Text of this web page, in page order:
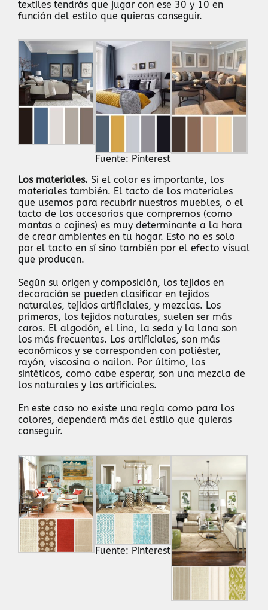
textiles tendrás que jugar con ese 30 y 10 en
función del estilo que quieras conseguir.
Fuente: Pinterest
Los materiales. Si el color es importante, los
materiales también. El tacto de los materiales
que usemos para recubrir nuestros muebles, o el
tacto de los accesorios que compremos (como
mantas o cojines) es muy determinante a la hora
de crear ambientes en tu hogar. Esto no es solo
por el tacto en sí sino también por el efecto visual
que producen.
Según su origen y composición, los tejidos en
decoración se pueden clasificar en tejidos
naturales, tejidos artificiales, y mezclas. Los
primeros, los tejidos naturales, suelen ser más
caros. El algodón, el lino, la seda y la lana son
los más frecuentes. Los artificiales, son más
económicos y se corresponden con poliéster,
rayón, viscosina o nailon. Por último, los
sintéticos, como cabe esperar, son una mezcla de
los naturales y los artificiales.
En este caso no existe una regla como para los
colores, dependerá más del estilo que quieras
conseguir.
Fuente: Pinterest